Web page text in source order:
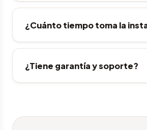
¿Cuánto tiempo toma la
¿Tiene garantía y soporte?